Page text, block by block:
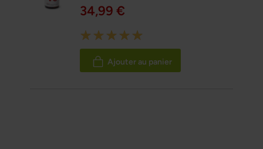
34,99 €
Rating:
100%
Ajouter au panier